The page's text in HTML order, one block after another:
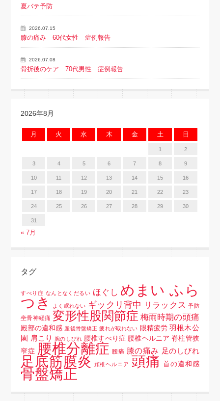
夏バテ予防
2026.07.15
膝の痛み 60代女性 症例報告
2026.07.08
骨折後のケア 70代男性 症例報告
2026年8月
月 火 水 木 金 土 日
1 2
3 4 5 6 7 8 9
10 11 12 13 14 15 16
17 18 19 20 21 22 23
24 25 26 27 28 29 30
31
« 7月
タグ
すべり症 なんとなくだるい ほぐし めまい ふら
つき
よく眠れない ギックリ背中 リラックス 予防
坐骨神経痛 変形性股関節症 梅雨時期の頭痛
殿部の違和感 産後骨盤矯正 疲れが取れない 眼精疲労 羽根木公
園 肩こり 腕のしびれ 腰椎すべり症 腰椎ヘルニア 脊柱管狭
窄症 腰椎分離症 腰痛 膝の痛み 足のしびれ
足底筋膜炎 頚椎ヘルニア 頭痛 首の違和感
骨盤矯正